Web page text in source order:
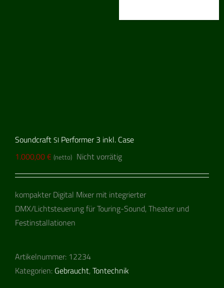
SoundcraftSI Performer 3 inkl. Case
1.000,00€ (netto) Nicht vorrätig
kompakter Digital Mixer mit integrierter
DMX/Lichtsteuerung für Touring-Sound, Theater und
Festinstallationen
Artikelnummer: 12234
Kategorien: Gebraucht,Tontechnik